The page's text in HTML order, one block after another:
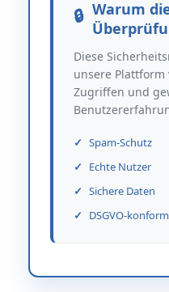
Warum
Diese
unsere
Zugriffen und
Spam-Schutz
Echte Nutzer
Sichere Daten
DSGVO-konform